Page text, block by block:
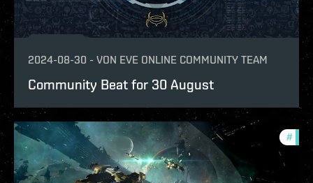
2024-08-30 - VON EVE ONLINE COMMUNITY TEAM
Community Beat for 30 August
#